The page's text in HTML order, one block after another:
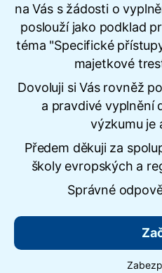
na Vás s žádosti o
poslouží jako podklad
téma "Specifické
majetkové
Dovoluji si Vás rovněž
a pravdivé vyplnění
výzkumu je
Předem děkuji za
školy evropských a
Správné